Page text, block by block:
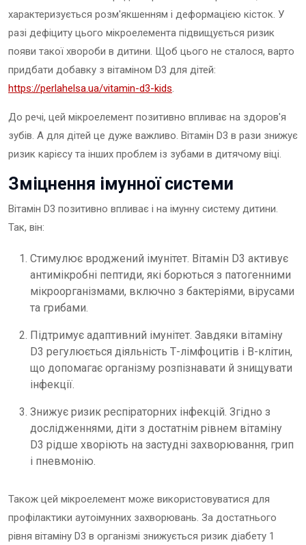
характеризується розм'якшенням і деформацією кісток. У
разі дефіциту цього мікроелемента підвищується ризик
появи такої хвороби в дитини. Щоб цього не сталося, варто
придбати добавку з вітаміном D3 для дітей:
https://perlahelsa.ua/vitamin-d3-kids.
До речі, цей мікроелемент позитивно впливає на здоров'я
зубів. А для дітей це дуже важливо. Вітамін D3 в рази знижує
ризик карієсу та інших проблем із зубами в дитячому віці.
Зміцнення імунної системи
Вітамін D3 позитивно впливає і на імунну систему дитини.
Так, він:
Стимулює вроджений імунітет. Вітамін D3 активує
антимікробні пептиди, які борються з патогенними
мікроорганізмами, включно з бактеріями, вірусами
та грибами.
Підтримує адаптивний імунітет. Завдяки вітаміну
D3 регулюється діяльність Т-лімфоцитів і B-клітин,
що допомагає організму розпізнавати й знищувати
інфекції.
Знижує ризик респіраторних інфекцій. Згідно з
дослідженнями, діти з достатнім рівнем вітаміну
D3 рідше хворіють на застудні захворювання, грип
і пневмонію.
Також цей мікроелемент може використовуватися для
профілактики аутоімунних захворювань. За достатнього
рівня вітаміну D3 в організмі знижується ризик діабету 1